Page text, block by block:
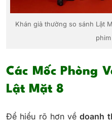
Khán giả thường so sánh Lật
Các Mốc Phòng
Lật Mặt 8
Để hiểu rõ hơn vềdoanh